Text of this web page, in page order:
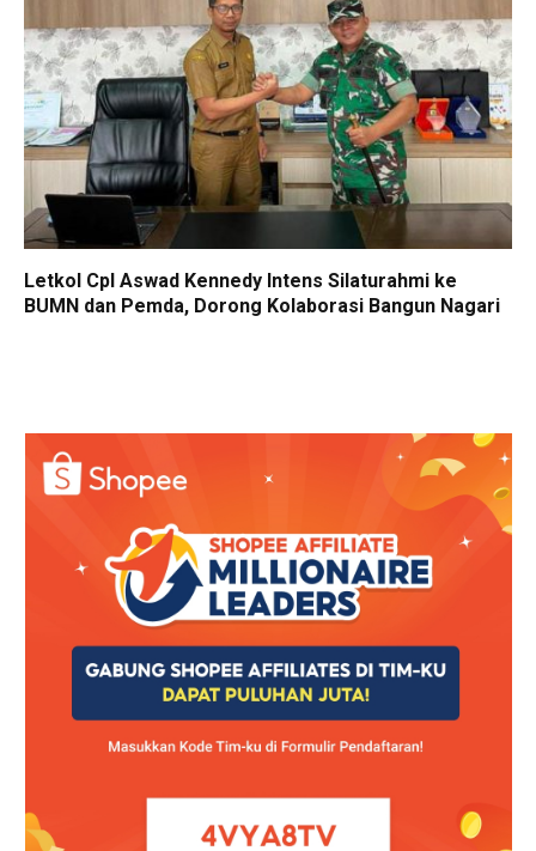
Letkol Cpl Aswad Kennedy Intens Silaturahmi ke
BUMN dan Pemda, Dorong Kolaborasi Bangun Nagari